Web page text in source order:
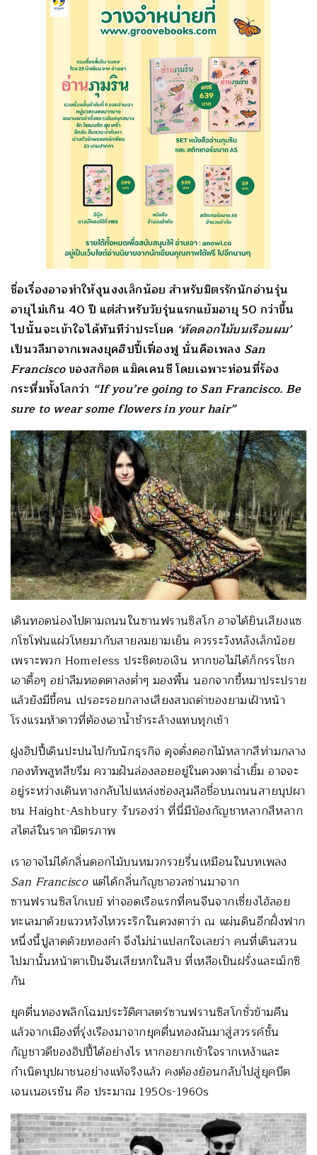
ชื่อเรื่องอาจทำให้งุนงงเล็กน้อย สำหรับมิตรรักนักอ่านรุ่น
อายุไม่เกิน 40 ปี แต่สำหรับวัยรุ่นแรกแย้มอายุ 50 กว่าขึ้น
ไปนั้นจะเข้าใจได้ทันทีว่าประโยค ‘ทัดดอกไม้บนเรือนผม’
เป็นวลีมาจากเพลงยุคฮิปปี้เฟื่องฟู นั่นคือเพลง San
Franciscoของสก็อต แม็คเคนซี โดยเฉพาะท่อนที่ร้อง
กระหึ่มทั้งโลกว่า “If you’re going to San Francisco. Be
sure to wear some flowers in your hair”
เดินทอดน่องไปตามถนนในซานฟรานซิสโก อาจได้ยินเสียงแซ
กโซโฟนแผ่วโหยมากับสายลมยามเย็น ควรระวังหลังเล็กน้อย
เพราะพวก Homeless ประชิดขอเงิน หากขอไม่ได้ก็กรรโชก
เอาดื้อๆ อย่าลืมทอดตาลงต่ำๆ มองพื้น นอกจากขี้หมาประปราย
แล้วยังมีขี้คน เปรอะรอยกลางเสียงสบถด่าของยามเฝ้าหน้า
โรงแรมห้าดาวที่ต้องเอาน้ำชำระล้างแทบทุกเช้า
ฝูงฮิปปี้เดินปะปนไปกับนักธุรกิจ ดุจดั่งดอกไม้หลากสีท่ามกลาง
กองทัพสูทสีขรึม ความฝันล่องลอยอยู่ในดวงตาฉ่ำเยิ้ม อาจจะ
อยู่ระหว่างเดินทางกลับไปแหล่งซ่องสุมลือชื่อบนถนนสายบุปผา
ชน Haight-Ashbury รับรองว่า ที่นี่มีบ้องกัญชาหลากสีหลาก
สไตล์ในราคามิตรภาพ
เราอาจไม่ได้กลิ่นดอกไม้บนหมวกรวยรื่นเหมือนในบทเพลง
San Franciscoแต่ได้กลิ่นกัญชาอวลซ่านมาจาก
ซานฟรานซิสโกเบย์ ท่าจอดเรือแรกที่คนจีนจากเซี่ยงไฮ้ลอย
ทะเลมาด้วยแววหวังไหวระริกในดวงตาว่า ณ แผ่นดินอีกฝั่งฟาก
หนึ่งนี้ปูลาดด้วยทองคำ จึงไม่น่าแปลกใจเลยว่า คนที่เดินสวน
ไปมานั้นหน้าตาเป็นจีนเสียหกในสิบ ที่เหลือเป็นฝรั่งและเม็กซิ
กัน
ยุคตื่นทองพลิกโฉมประวัติศาสตร์ซานฟรานซิสโกชั่วข้ามคืน
แล้วจากเมืองที่รุ่งเรืองมาจากยุคตื่นทองผันมาสู่สวรรค์ชั้น
กัญชาวดีของฮิปปี้ได้อย่างไร หากอยากเข้าใจรากเหง้าและ
กำเนิดบุปผาชนอย่างแท้จริงแล้ว คงต้องย้อนกลับไปสู่ยุคบีต
เจนเนอเรชัน คือ ประมาณ 1950s-1960s